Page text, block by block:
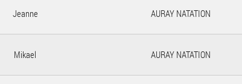
Jeanne AURAY NATATION
Mikael AURAY NATATION